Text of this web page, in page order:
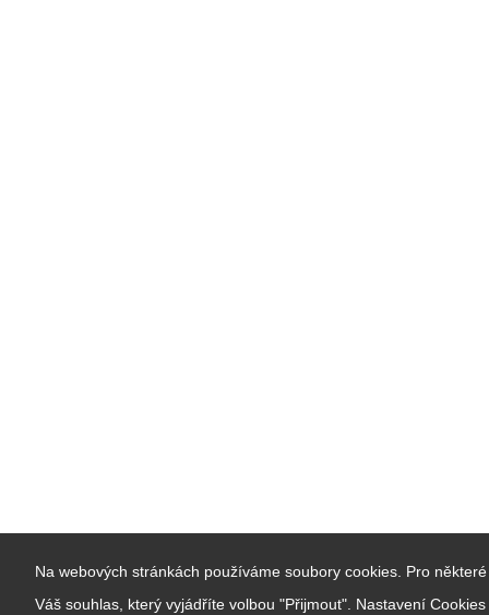
Na webových stránkách používáme soubory cookies. Pro
Váš souhlas, který vyjádříte volbou "Přijmout". Nastavení